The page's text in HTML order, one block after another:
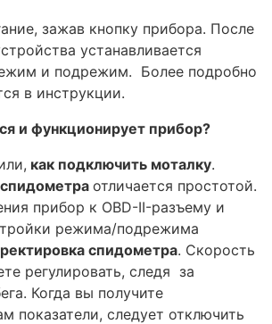
зажав кнопку прибора. После
устанавливается
и подрежим. Более подробно
в инструкции.
и функционирует прибор?
как подключить моталку.
отличается простотой.
прибор к OBD-II-разъему и
режима/подрежима
спидометра. Скорость
регулировать, следя за
Когда вы получите
показатели, следует отключить